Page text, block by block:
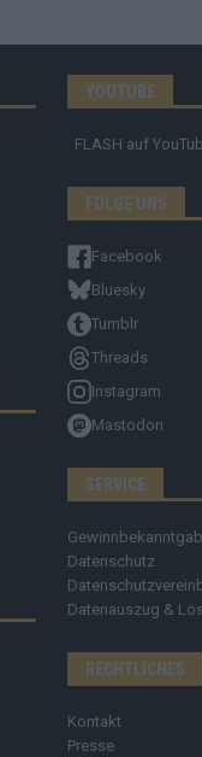
YOUTUBE
FLASH auf
FOLGE UNS
Facebook
Bluesky
Tumblr
Threads
Instagram
Mastodon
SERVICE
Datenschutz
Datenauszug &
RECHTLICHES
Kontakt
Presse